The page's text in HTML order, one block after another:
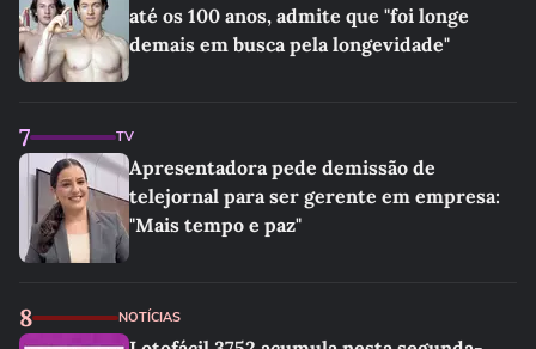
até os 100 anos, admite que "foi longe
demais em busca pela longevidade"
7 TV
Apresentadora pede demissão de
telejornal para ser gerente em empresa:
"Mais tempo e paz"
8 NOTÍCIAS